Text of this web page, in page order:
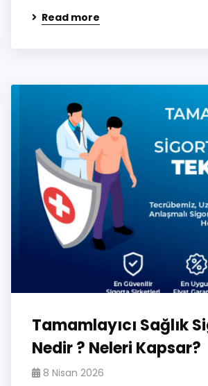
Read more
Tamamlayıcı Sağlık
Nedir ? Neleri Kapsar?
8 Nisan 2026